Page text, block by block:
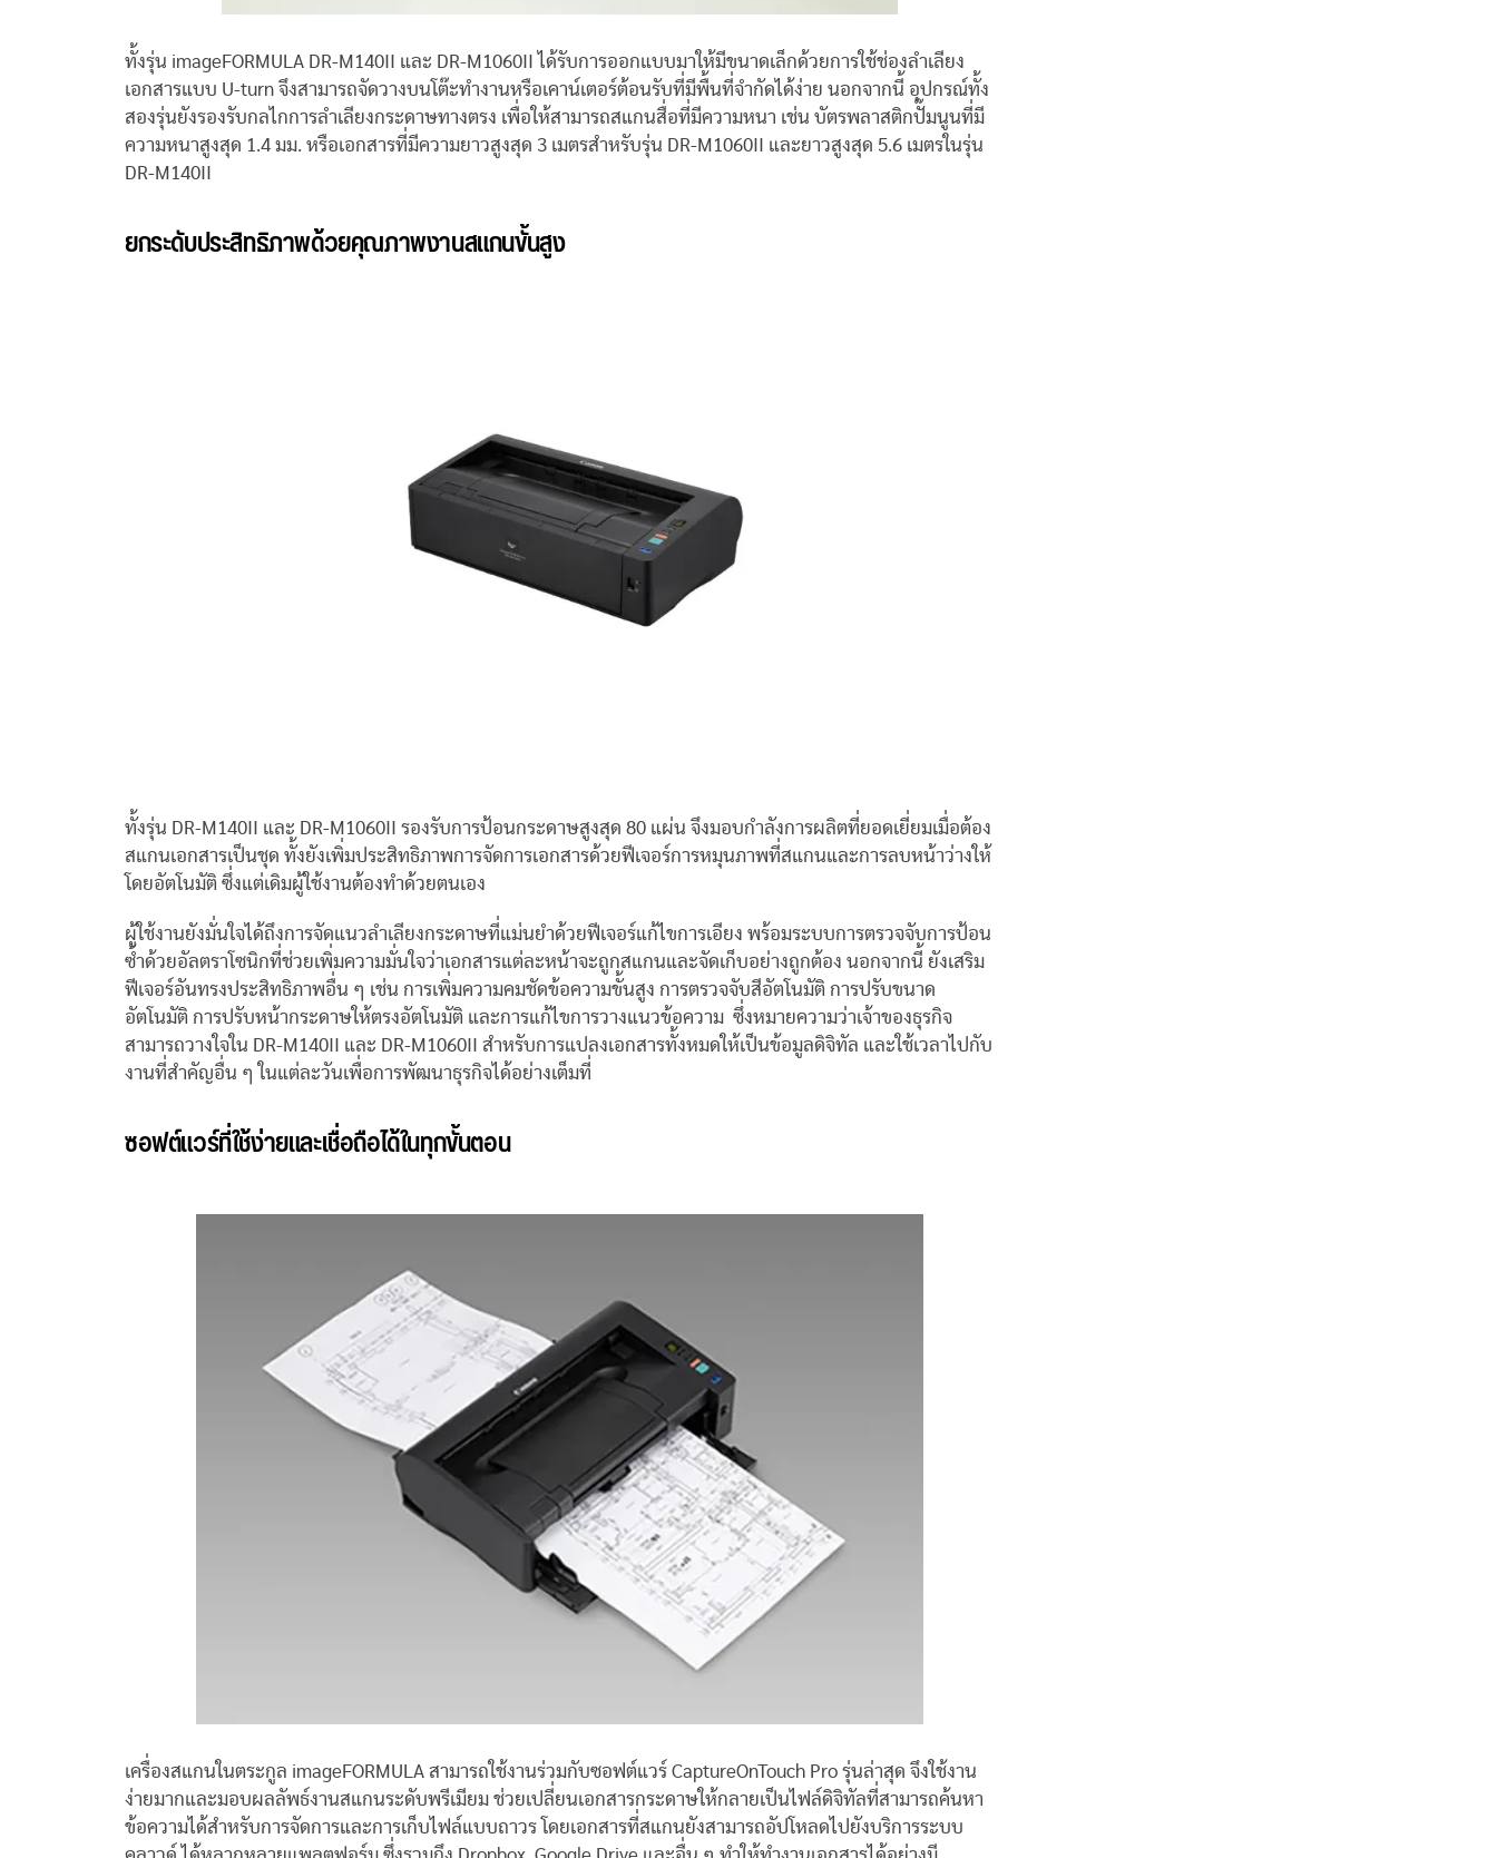
ทั้งรุ่น imageFORMULA DR-M140II และ DR-M1060II ได้รับการออกแบบมาให้มีขนาดเล็กด้วยการใช้ช่องลำเลียง
เอกสารแบบ U-turn จึงสามารถจัดวางบนโต๊ะทำงานหรือเคาน์เตอร์ต้อนรับที่มีพื้นที่จำกัดได้ง่าย นอกจากนี้ อุปกรณ์ทั้ง
สองรุ่นยังรองรับกลไกการลำเลียงกระดาษทางตรง เพื่อให้สามารถสแกนสื่อที่มีความหนา เช่น บัตรพลาสติกปั๊มนูนที่มี
ความหนาสูงสุด 1.4 มม. หรือเอกสารที่มีความยาวสูงสุด 3 เมตรสำหรับรุ่น DR-M1060II และยาวสูงสุด 5.6 เมตรในรุ่น
DR-M140II
ยกระดับประสิทธิภาพด้วยคุณภาพงานสแกนขั้นสูง
ทั้งรุ่น DR-M140II และ DR-M1060II รองรับการป้อนกระดาษสูงสุด 80 แผ่น จึงมอบกำลังการผลิตที่ยอดเยี่ยมเมื่อต้อง
สแกนเอกสารเป็นชุด ทั้งยังเพิ่มประสิทธิภาพการจัดการเอกสารด้วยฟีเจอร์การหมุนภาพที่สแกนและการลบหน้าว่างให้
โดยอัตโนมัติ ซึ่งแต่เดิมผู้ใช้งานต้องทำด้วยตนเอง
ผู้ใช้งานยังมั่นใจได้ถึงการจัดแนวลำเลียงกระดาษที่แม่นยำด้วยฟีเจอร์แก้ไขการเอียง พร้อมระบบการตรวจจับการป้อน
ซ้ำด้วยอัลตราโซนิกที่ช่วยเพิ่มความมั่นใจว่าเอกสารแต่ละหน้าจะถูกสแกนและจัดเก็บอย่างถูกต้อง นอกจากนี้ ยังเสริม
ฟีเจอร์อันทรงประสิทธิภาพอื่น ๆ เช่น การเพิ่มความคมชัดข้อความขั้นสูง การตรวจจับสีอัตโนมัติ การปรับขนาด
อัตโนมัติ การปรับหน้ากระดาษให้ตรงอัตโนมัติ และการแก้ไขการวางแนวข้อความ ซึ่งหมายความว่าเจ้าของธุรกิจ
สามารถวางใจใน DR-M140II และ DR-M1060II สำหรับการแปลงเอกสารทั้งหมดให้เป็นข้อมูลดิจิทัล และใช้เวลาไปกับ
งานที่สำคัญอื่น ๆ ในแต่ละวันเพื่อการพัฒนาธุรกิจได้อย่างเต็มที่
ซอฟต์แวร์ที่ใช้ง่ายและเชื่อถือได้ในทุกขั้นตอน
เครื่องสแกนในตระกูล imageFORMULA สามารถใช้งานร่วมกับซอฟต์แวร์ CaptureOnTouch Pro รุ่นล่าสุด จึงใช้งาน
ง่ายมากและมอบผลลัพธ์งานสแกนระดับพรีเมียม ช่วยเปลี่ยนเอกสารกระดาษให้กลายเป็นไฟล์ดิจิทัลที่สามารถค้นหา
ข้อความได้สำหรับการจัดการและการเก็บไฟล์แบบถาวร โดยเอกสารที่สแกนยังสามารถอัปโหลดไปยังบริการระบบ